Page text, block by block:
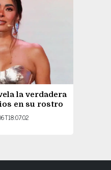
la verdadera
en su rostro